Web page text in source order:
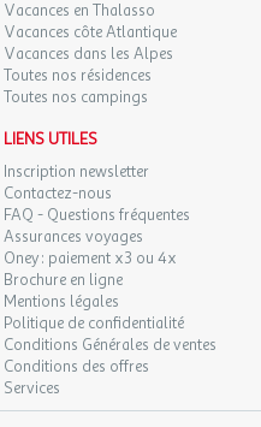
pour vous accueillir dans
certaines prestations
- 4 pers. inclus dans le
séparées, cuisine équipée (
etc..), coin salon (canapé lit
moins de 10 ans) , salle
de jardin.
Retour le
10/09/2026
Retour le
Retour le
Retour le
14/09/2026
Vacances en Thalasso
Vacances côte Atlantique
Vacances dans les Alpes
Toutes nos résidences
Toutes nos campings
LIENS UTILES
Inscription newsletter
Contactez-nous
FAQ - Questions fréquentes
Assurances voyages
Oney : paiement x3 ou 4x
Brochure en ligne
Mentions légales
Politique de confidentialité
Conditions Générales de ventes
Conditions des offres
Services